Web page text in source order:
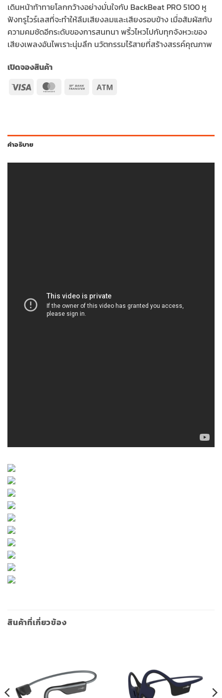
เดินหน้าท้าทายโลกกว้างอย่างมั่นใจกับ BackBeat PRO 5100 หู
ฟังทรูไวร์เลสที่จะทำให้ลืมเสียงลมและเสียงรอบข้าง เมื่อสัมผัสกับ
ความคมชัดอีกระดับของการสนทนา พริ้วไหวไปกับทุกจังหวะของ
เสียงเพลงอันไพเราะนุ่มลึก นวัตกรรมไร้สายที่สร้างสรรค์คุณภาพ
เปิดจองสินค้า
Visa
MasterCard
Bank
คำอธิบาย
สินค้าที่เกี่ยวข้อง